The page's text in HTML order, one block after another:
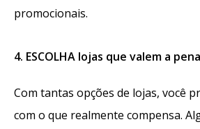
promocionais.
4. ESCOLHA lojas que valem a pena
Com tantas opções de lojas, você
com o que realmente compensa.